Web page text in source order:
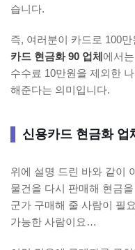
습니다.
즉, 여러분이 카드로 100
카드 현금화 90 업체에서
수수료 10만원을 제외한
해준다는 의미입니다.
신용카드 현금화 업
위에 설명 드린 바와 같이
물건을 다시 판매해 현금
군가 구매해 줄 사람이 필
가능한 사람이요…